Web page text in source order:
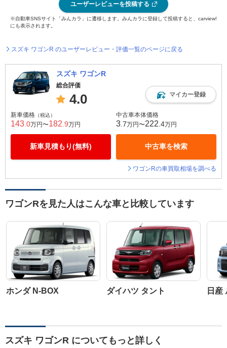
ユーザーレビューを投稿する
※自動車SNSサイト「みんカラ」に遷移します。みんカラに登録して投稿すると、carview!
にも表示されます。
スズキ ワゴンR のユーザーレビュー・評価一覧のページに戻る
スズキ ワゴンR
総合評価
4.0 マイカー登録
新車価格 （税込）
143 .0万円〜182 .9万円
新車見積もり(無料)
中古車本体価格
3 .7万円〜222 .4万円
中古車を検索
ワゴンRの車買取相場を調べる
ワゴンRを見た人はこんな車と比較しています
ホンダ N-BOX ダイハツ タント 日産
スズキ ワゴンR についてもっと詳しく